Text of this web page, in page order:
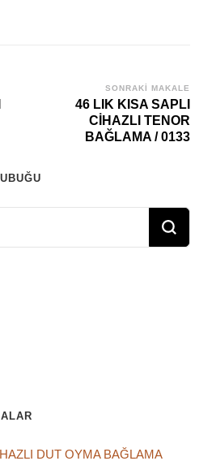
SONRAKI MAKALE
46 LIK KISA SAPLI
CİHAZLI TENOR
BAĞLAMA / 0133
DUT OYMA BAĞLAMA